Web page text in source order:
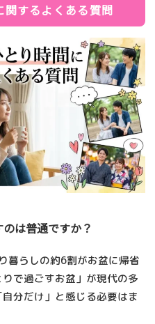
するよくある質問
は普通ですか？
暮らしの約6割がお盆に帰省
で過ごすお盆」が現代の多
分だけ」と感じる必要はま